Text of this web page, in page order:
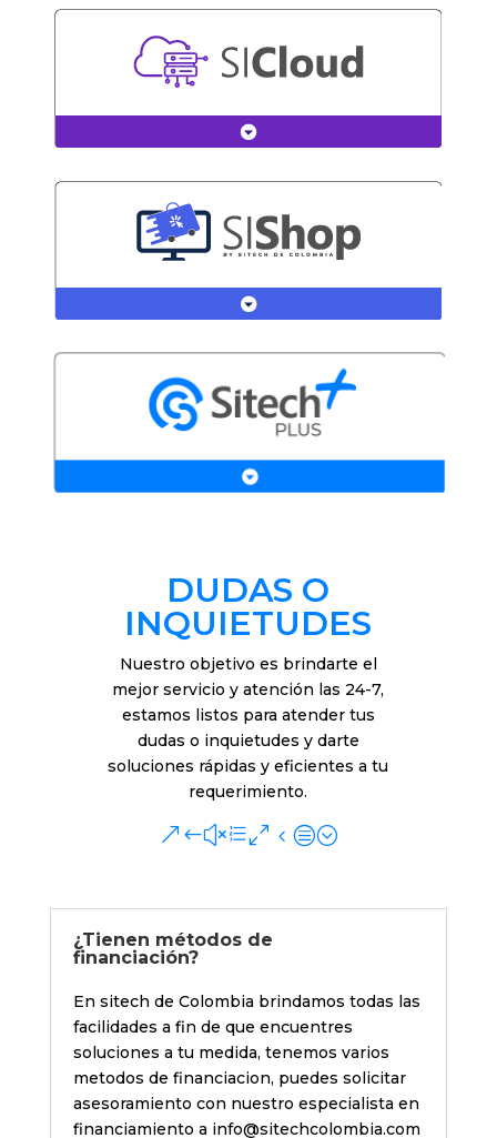
DUDAS O
INQUIETUDES
Nuestro objetivo es brindarte el
mejor servicio y atención las 24-7,
estamos listos para atender tus
dudas o inquietudes y darte
soluciones rápidas y eficientes a tu
requerimiento.
&#xe04c;
¿Tienen métodos de
financiación?
En sitech de Colombia brindamos todas las
facilidades a fin de que encuentres
soluciones a tu medida, tenemos varios
metodos de financiacion, puedes solicitar
asesoramiento con nuestro especialista en
financiamiento a info@sitechcolombia.com